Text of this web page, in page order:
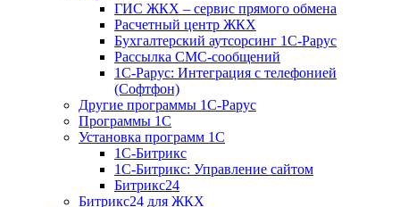
ГИС ЖКХ – сервис прямого обмена
Расчетный центр ЖКХ
Бухгалтерский аутсорсинг 1С-Рарус
Рассылка СМС-сообщений
1С-Рарус: Интеграция с телефонией
(Софтфон)
Другие программы 1С-Рарус
Программы 1С
Установка программ 1С
1С-Битрикс
1С-Битрикс: Управление сайтом
Битрикс24
Битрикс24 для ЖКХ